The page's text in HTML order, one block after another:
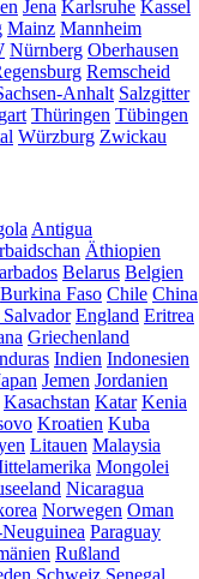
Jena Karlsruhe Kassel
Mainz Mannheim
Nürnberg Oberhausen
Remscheid
Anhalt Salzgitter
Thüringen Tübingen
Würzburg Zwickau
Antigua
Äthiopien
Belarus Belgien
Burkina Faso Chile China
England Eritrea
Griechenland
Indien Indonesien
Jemen Jordanien
Kasachstan Katar Kenia
Kroatien Kuba
Litauen Malaysia
Mongolei
Nicaragua
Norwegen Oman
Paraguay
Rußland